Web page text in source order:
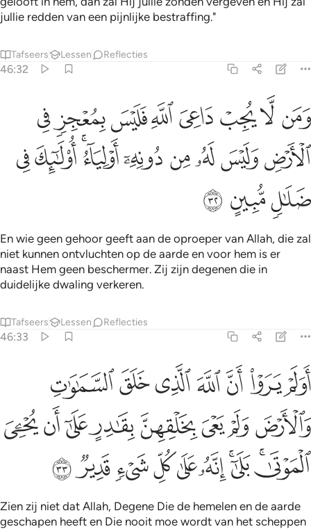
jullie redden van een pijnlijke bestraffing."
Tafseers Lessen Reflecties
46:32
ومن لا يجب داعي الله فليس بمعجز في الارض وليس له من دونه اولياء
وَمَن لَّا يُجِبْ دَاعِىَ ٱللَّهِ فَلَيْسَ بِمُعْجِزٍۢ فِى ٱلْأَرْضِ وَلَيْسَ لَهُۥ مِن
ﱸﱹﱺﱻﱼﱽﱾﱿ
ﲀﲁﲂﲃﲄﲅﲆﲇﲈ
ﲉﲊ ﲋ
En wie geen gehoor geeft aan de oproeper van Allah, die zal
niet kunnen ontvluchten op de aarde en voor hem is er
naast Hem geen beschermer. Zij zijn degenen die in
duidelijke dwaling verkeren.
Tafseers Lessen Reflecties
46:33
اولم يروا ان الله الذي خلق السماوات والارض ولم يعي بخلقهن بقادر
أَوَلَمْ يَرَوْا۟ أَنَّ ٱللَّهَ ٱلَّذِى خَلَقَ ٱلسَّمَـٰوَٰتِ وَٱلْأَرْضَ وَلَمْ يَعْىَ
ﲌﲍﲎﲏﲐﲑﲒ
ﲓﲔﲕﲖﲗﲘﲙﲚ
ﲛﲜﲝﲞﲟﲠﲡﲢﲣﲤ
Zien zij niet dat Allah, Degene Die de hemelen en de aarde
geschapen heeft en Die nooit moe wordt van het scheppen